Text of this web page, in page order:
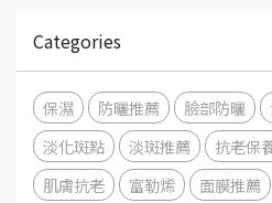
Categories
保濕 防曬推薦 臉部防曬
淡化斑點
淡斑推薦 抗老保
肌膚抗老
富勒烯 面膜推薦